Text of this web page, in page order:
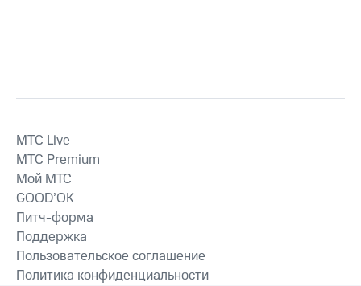
MTС Live
MTС Premium
Мой МТС
GOOD’OK
Питч-форма
Поддержка
Пользовательское соглашение
Политика конфиденциальности